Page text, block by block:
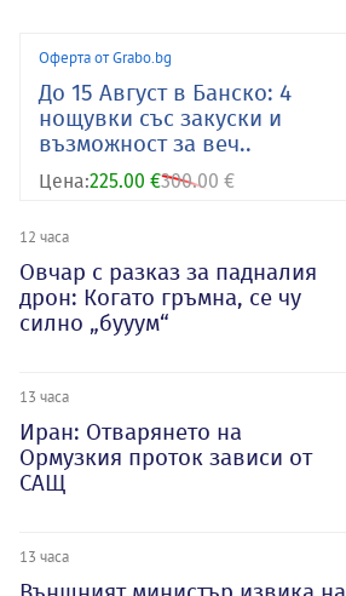
Оферта от Grabo.bg
До 15 Август в Банско: 4
нощувки със закуски и
възможност за веч..
Цена:225.00 €300.00 €
12 часа
Овчар с разказ за падналия
дрон: Когато гръмна, се чу
силно „бууум“
13 часа
Иран: Отварянето на
Ормузкия проток зависи от
САЩ
13 часа